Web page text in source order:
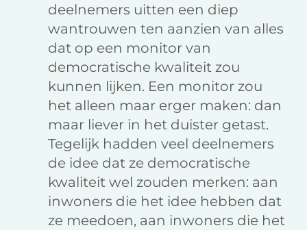
deelnemers uitten een diep
wantrouwen ten aanzien van alles
dat op een monitor van
democratische kwaliteit zou
kunnen lijken. Een monitor zou
het alleen maar erger maken: dan
maar liever in het duister getast.
Tegelijk hadden veel deelnemers
de idee dat ze democratische
kwaliteit wel zouden merken: aan
inwoners die het idee hebben dat
ze meedoen, aan inwoners die het